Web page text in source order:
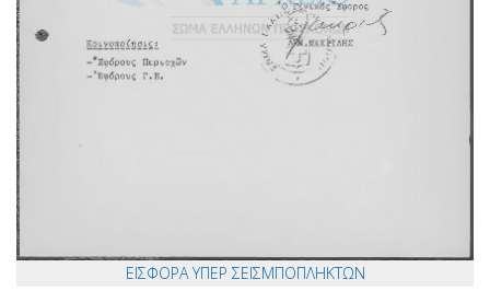
ΕΙΣΦΟΡΑ ΥΠΕΡ ΣΕΙΣΜΠΟΠΛΗΚΤΩΝ